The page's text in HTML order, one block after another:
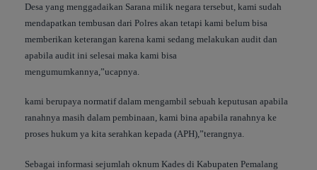
Desa yang menggadaikan Sarana milik negara tersebut, kami sudah
mendapatkan tembusan dari Polres akan tetapi kami belum bisa
memberikan keterangan karena kami sedang melakukan audit dan
apabila audit ini selesai maka kami bisa
mengumumkannya,”ucapnya.
kami berupaya normatif dalam mengambil sebuah keputusan apabila
ranahnya masih dalam pembinaan, kami bina apabila ranahnya ke
proses hukum ya kita serahkan kepada (APH),”terangnya.
Sebagai informasi sejumlah oknum Kades di Kabupaten Pemalang